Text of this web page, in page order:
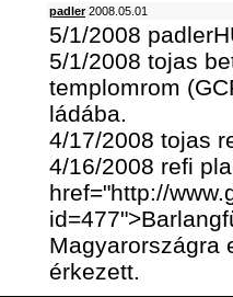
padler2008.05.01
5/1/2008
5/1/2008 tojas
templomrom
ládába.
4/17/2008 tojas
4/16/2008 refi
href="http://
Magyarországra
érkezett.